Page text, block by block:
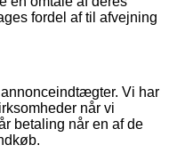
fordel af til afvejning
Vi har
når vi
betaling når en af de